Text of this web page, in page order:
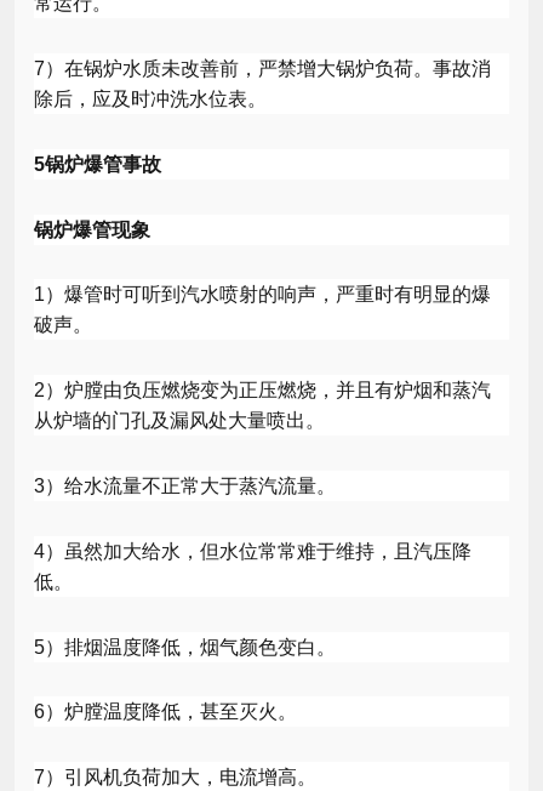
7）在锅炉水质未改善前，严禁增大锅炉负荷。事故消
除后，应及时冲洗水位表。
5锅炉爆管事故
锅炉爆管现象
1）爆管时可听到汽水喷射的响声，严重时有明显的爆
破声。
2）炉膛由负压燃烧变为正压燃烧，并且有炉烟和蒸汽
从炉墙的门孔及漏风处大量喷出。
3）给水流量不正常大于蒸汽流量。
4）虽然加大给水，但水位常常难于维持，且汽压降
低。
5）排烟温度降低，烟气颜色变白。
6）炉膛温度降低，甚至灭火。
7）引风机负荷加大，电流增高。